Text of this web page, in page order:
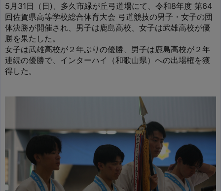
5月31日（日)、多久市緑が丘弓道場にて、令和8年度 第64
回佐賀県高等学校総合体育大会 弓道競技の男子・女子の団
体決勝が開催され、男子は鹿島高校、女子は武雄高校が優
勝を果たした。
女子は武雄高校が２年ぶりの優勝、男子は鹿島高校が２年
連続の優勝で、インターハイ（和歌山県）への出場権を獲
得した。